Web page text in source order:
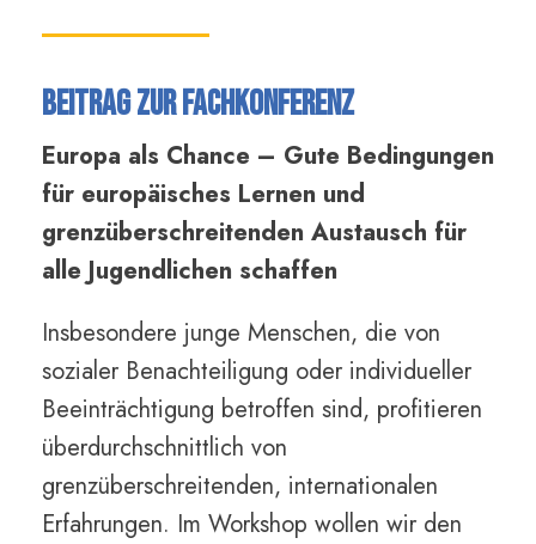
Beitrag zur Fachkonferenz
Europa als Chance – Gute Bedingungen
für europäisches Lernen und
grenzüberschreitenden Austausch für
alle Jugendlichen schaffen
Insbesondere junge Menschen, die von
sozialer Benachteiligung oder individueller
Beeinträchtigung betroffen sind, profitieren
überdurchschnittlich von
grenzüberschreitenden, internationalen
Erfahrungen. Im Workshop wollen wir den